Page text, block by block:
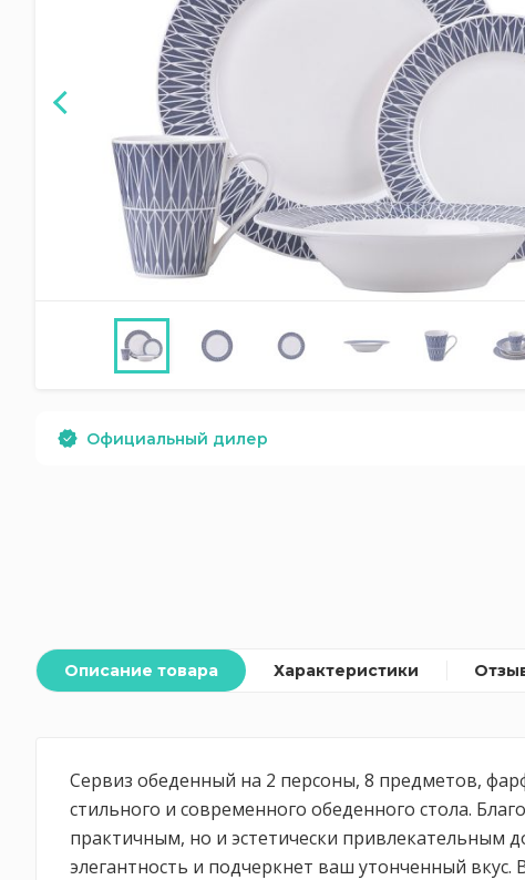
Официальный дилер
Описание товара Характеристики
Сервиз обеденный на 2 персоны, 8 предметов,
стильного и современного обеденного стола.
практичным, но и эстетически привлекательным
элегантность и подчеркнет ваш утонченный